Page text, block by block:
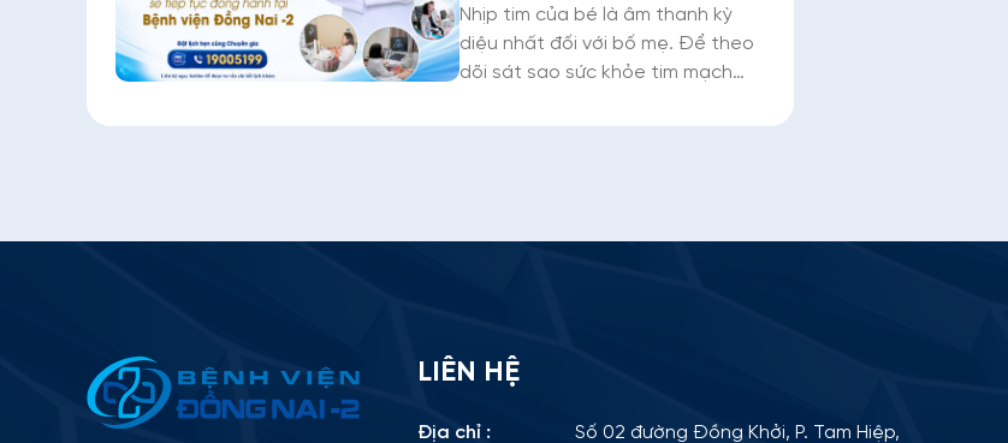
GIANG
Nhịp tim của bé là âm thanh kỳ
diệu nhất đối với bố mẹ. Để theo
dõi sát sao sức khỏe tim mạch
Đồng Nai -2 tiếp tục hợp tác
Please
LIÊN HỆ
Địa chỉ : Số 02 đường Đồng Khởi, P. Tam Hiệp,